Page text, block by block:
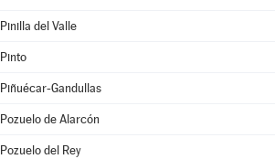
Pinilla del Valle
Pinto
Piñuécar-Gandullas
Pozuelo de Alarcón
Pozuelo del Rey